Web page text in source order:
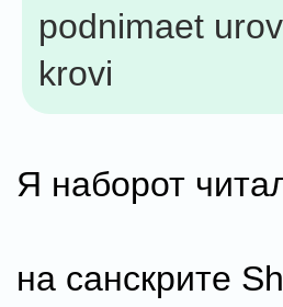
podnimaet
krovi
Я наборот
на санскрите